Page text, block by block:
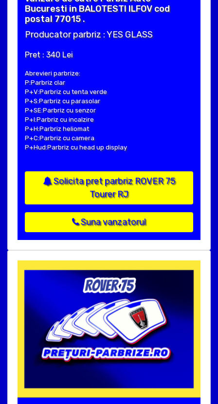
Bucuresti in BALOTESTI ILFOV cod
postal 77015 .
Producator parbriz : YES GLASS
Pret : 340 Lei
Abrevieri parbrize:
P:Parbriz clar
P+V:Parbriz cu tenta verde
P+S:Parbriz cu parasolar
P+SE:Parbriz cu senzor
P+I:Parbriz cu incalzire
P+H:Parbriz heliomat
P+C:Parbriz cu camera
P+Hud:Parbriz cu head up display
Solicita pret parbriz ROVER 75
Tourer RJ
Suna vanzatorul